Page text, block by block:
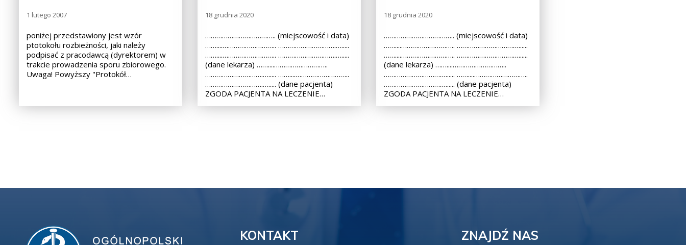
1 lutego 2007
poniżej przedstawiony jest wzór
ptotokołu rozbieżności, jaki należy
podpisać z pracodawcą (dyrektorem) w
trakcie prowadzenia sporu zbiorowego.
Uwaga! Powyższy "Protokół…
18 grudnia 2020
……………………………….. (miejscowość i data)
……....……………………….. ………………………….….....
……....……………………….. ………………………….….....
(dane lekarza) ……....………………………..
………………………….…..... ……....………………………..
………………………….…..... (dane pacjenta)
ZGODA PACJENTA NA LECZENIE…
18 grudnia 2020
……………………………….. (miejscowość i data)
……....……………………….. ………………………….….....
……....……………………….. ………………………….….....
(dane lekarza) ……....………………………..
………………………….…..... ……....………………………..
………………………….…..... (dane pacjenta)
ZGODA PACJENTA NA LECZENIE…
KONTAKT ZNAJDŹ NAS